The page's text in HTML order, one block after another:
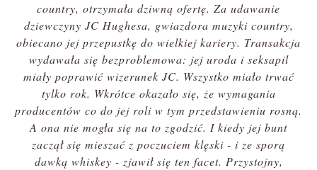
country, otrzymała dziwną ofertę. Za udawanie
dziewczyny JC Hughesa, gwiazdora muzyki country,
obiecano jej przepustkę do wielkiej kariery. Transakcja
wydawała się bezproblemowa: jej uroda i seksapil
miały poprawić wizerunek JC. Wszystko miało trwać
tylko rok. Wkrótce okazało się, że wymagania
producentów co do jej roli w tym przedstawieniu rosną.
A ona nie mogła się na to zgodzić. I kiedy jej bunt
zaczął się mieszać z poczuciem klęski - i ze sporą
dawką whiskey - zjawił się ten facet. Przystojny,